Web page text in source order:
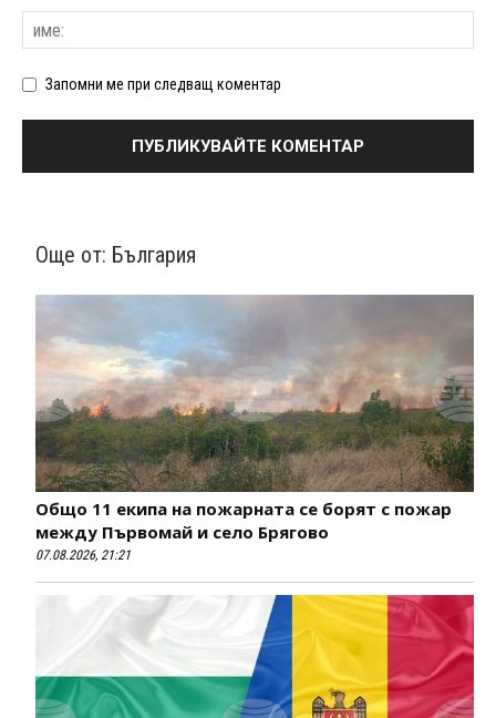
Запомни ме при следващ коментар
Още от: България
Общо 11 екипа на пожарната се борят с пожар
между Първомай и село Брягово
07.08.2026, 21:21